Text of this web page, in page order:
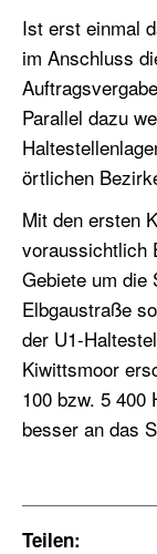
Ist erst einmal
im Anschluss
Parallel dazu
örtlichen
Mit den ersten
voraussichtlich
Gebiete um die
Elbgaustraße
der U1-
Kiwittsmoor
100 bzw. 5 400
besser an das
Teilen: